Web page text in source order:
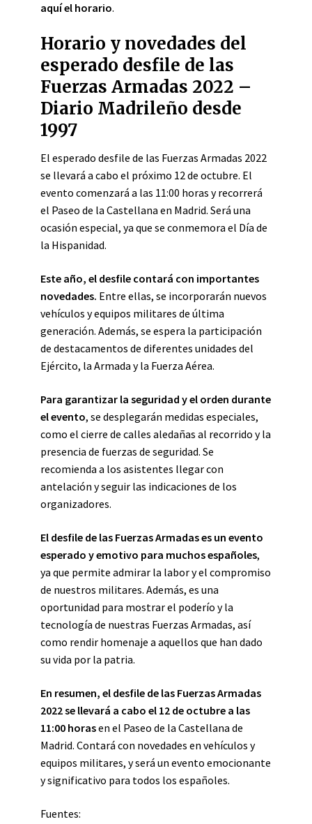
aquí el horario.
Horario y novedades del
esperado desfile de las
Fuerzas Armadas 2022 –
Diario Madrileño desde
1997
El esperado desfile de las Fuerzas Armadas 2022
se llevará a cabo el próximo 12 de octubre. El
evento comenzará a las 11:00 horas y recorrerá
el Paseo de la Castellana en Madrid. Será una
ocasión especial, ya que se conmemora el Día de
la Hispanidad.
Este año, el desfile contará con importantes
novedades. Entre ellas, se incorporarán nuevos
vehículos y equipos militares de última
generación. Además, se espera la participación
de destacamentos de diferentes unidades del
Ejército, la Armada y la Fuerza Aérea.
Para garantizar la seguridad y el orden durante
el evento, se desplegarán medidas especiales,
como el cierre de calles aledañas al recorrido y la
presencia de fuerzas de seguridad. Se
recomienda a los asistentes llegar con
antelación y seguir las indicaciones de los
organizadores.
El desfile de las Fuerzas Armadas es un evento
esperado y emotivo para muchos españoles,
ya que permite admirar la labor y el compromiso
de nuestros militares. Además, es una
oportunidad para mostrar el poderío y la
tecnología de nuestras Fuerzas Armadas, así
como rendir homenaje a aquellos que han dado
su vida por la patria.
En resumen, el desfile de las Fuerzas Armadas
2022 se llevará a cabo el 12 de octubre a las
11:00 horasen el Paseo de la Castellana de
Madrid. Contará con novedades en vehículos y
equipos militares, y será un evento emocionante
y significativo para todos los españoles.
Fuentes: